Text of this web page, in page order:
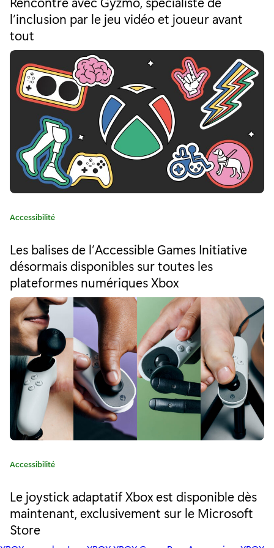
s
a
n
c
e
s
l
c
o
n
u
i
t
e
p
o
l
é
g
o
l’inclusion par le jeu vidéo et joueur avant
tout
C
é
g
o
r
i
e
Accessibilité
Les balises de l’Accessible Games Initiative
désormais disponibles sur toutes les
plateformes numériques Xbox
C
é
g
o
Accessibilité
Le joystick adaptatif Xbox est disponible dès
maintenant, exclusivement sur le Microsoft
Store